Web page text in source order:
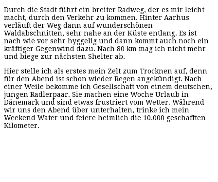
Durch die Stadt führt ein breiter Radweg, der es mir leicht
macht, durch den Verkehr zu kommen. Hinter Aarhus
verläuft der Weg dann auf wunderschönen
Waldabschnitten, sehr nahe an der Küste entlang. Es ist
nach wie vor sehr hyggelig und dann kommt auch noch ein
kräftiger Gegenwind dazu. Nach 80 km mag ich nicht mehr
und biege zur nächsten Shelter ab.
Hier stelle ich als erstes mein Zelt zum Trocknen auf, denn
für den Abend ist schon wieder Regen angekündigt. Nach
einer Weile bekomme ich Gesellschaft von einem deutschen,
jungen Radlerpaar. Sie machen eine Woche Urlaub in
Dänemark und sind etwas frustriert vom Wetter. Während
wir uns den Abend über unterhalten, trinke ich mein
Weekend Water und feiere heimlich die 10.000 geschafften
Kilometer.